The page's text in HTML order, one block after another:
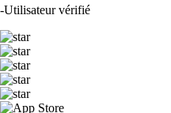
-Utilisateur vérifié